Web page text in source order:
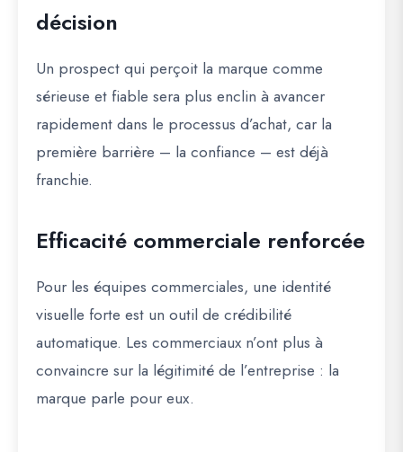
décision
Un prospect qui perçoit la marque comme
sérieuse et fiable sera plus enclin à avancer
rapidement dans le processus d’achat, car la
première barrière – la confiance – est déjà
franchie.
Efficacité commerciale renforcée
Pour les équipes commerciales, une identité
visuelle forte est un outil de crédibilité
automatique. Les commerciaux n’ont plus à
convaincre sur la légitimité de l’entreprise : la
marque parle pour eux.